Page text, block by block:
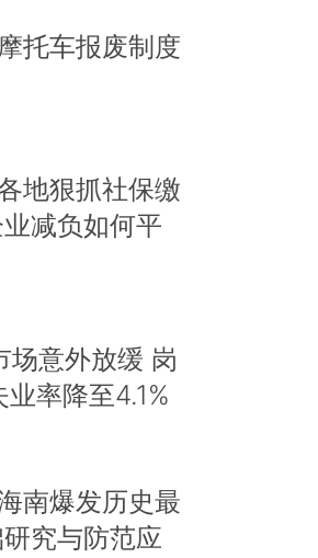
托车报废制度
地狠抓社保缴
减负如何平
场意外放缓 岗
率降至4.1%
南爆发历史最
究与防范应